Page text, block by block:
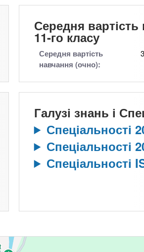
Середня вартість
11-го класу
Середня вартість
навчання (очно):
Галузі знань і
Спеціальності
Спеціальності
Спеціальності